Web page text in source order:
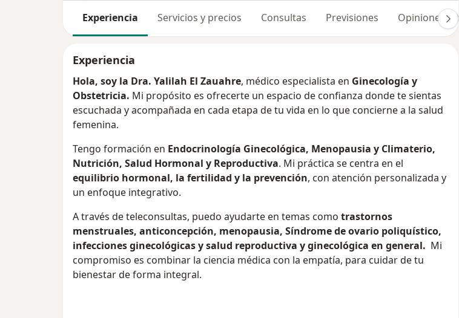
Experiencia Servicios y precios Consultas Previsiones Opiniones (5)
Experiencia
Hola, soy la Dra. Yalilah El Zauahre, médico especialista en Ginecología y
Obstetricia. Mi propósito es ofrecerte un espacio de confianza donde te sientas
escuchada y acompañada en cada etapa de tu vida en lo que concierne a la salud
femenina.
Tengo formación en Endocrinología Ginecológica, Menopausia y Climaterio,
Nutrición, Salud Hormonal y Reproductiva. Mi práctica se centra en el
equilibrio hormonal, la fertilidad y la prevención, con atención personalizada y
un enfoque integrativo.
A través de teleconsultas, puedo ayudarte en temas como trastornos
menstruales, anticoncepción, menopausia, Síndrome de ovario poliquístico,
infecciones ginecológicas y salud reproductiva y ginecológica en general. Mi
compromiso es combinar la ciencia médica con la empatía, para cuidar de tu
bienestar de forma integral.